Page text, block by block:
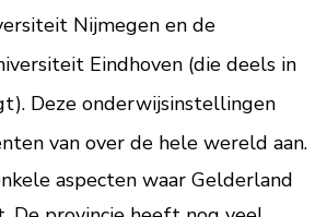
Nijmegen en de
Eindhoven (die deels in
Deze onderwijsinstellingen
van over de hele wereld aan.
aspecten waar Gelderland